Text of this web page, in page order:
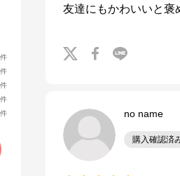
件
件
件
件
件
友達にもかわいいと褒
no name
購入確認済